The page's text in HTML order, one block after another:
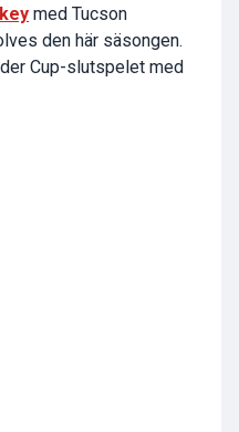
med Tucson
den här säsongen.
Cup-slutspelet med